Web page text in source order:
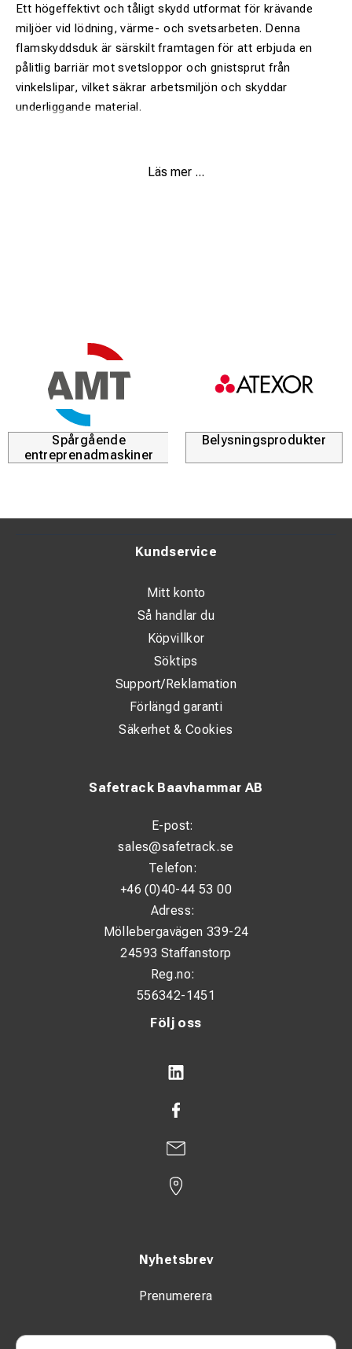
Ett högeffektivt och tåligt skydd utformat för krävande
miljöer vid lödning, värme- och svetsarbeten. Denna
flamskyddsduk är särskilt framtagen för att erbjuda en
pålitlig barriär mot svetsloppor och gnistsprut från
vinkelslipar, vilket säkrar arbetsmiljön och skyddar
underliggande material.
vid intensiv användning.
Hälsosäkert material:
Tillverkad av helt asbestfritt och
giftfritt material för en trygg och miljövänlig arbetsplats.
Robust barriär:Ett optimalt val för att täcka känslig
utrustning eller inredning som riskerar att skadas av
Läs mer ...
Spårgående
entreprenadmaskiner
Belysningsprodukter
Följ oss
Nyhetsbrev
Prenumerera
Safetrack Baavhammar AB
E-post:
sales@safetrack.se
Telefon:
+46 (0)40-44 53 00
Adress:
Möllebergavägen 339-24
24593 Staffanstorp
Reg.no:
556342-1451
Kundservice
Mitt konto
Så handlar du
Köpvillkor
Söktips
Support/Reklamation
Förlängd garanti
Säkerhet & Cookies